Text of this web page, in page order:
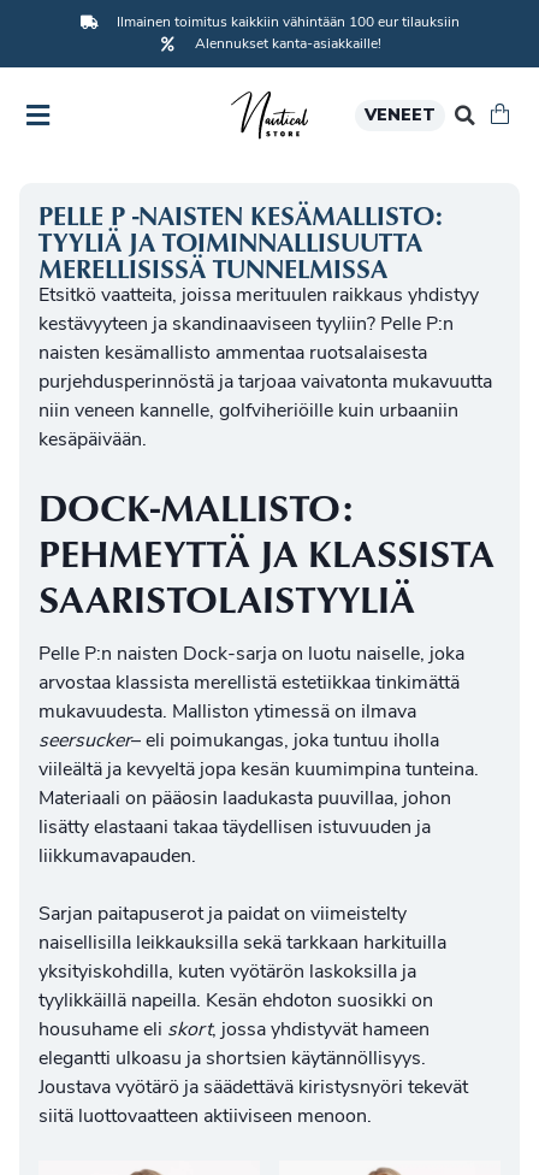
Ilmainen toimitus kaikkiin vähintään 100 eur tilauksiin
Alennukset kanta-asiakkaille!
VENEET
PELLE P -NAISTEN KESÄMALLISTO:
TYYLIÄ JA TOIMINNALLISUUTTA
MERELLISISSÄ TUNNELMISSA
Etsitkö vaatteita, joissa merituulen raikkaus yhdistyy
kestävyyteen ja skandinaaviseen tyyliin? Pelle P:n
naisten kesämallisto ammentaa ruotsalaisesta
purjehdusperinnöstä ja tarjoaa vaivatonta mukavuutta
niin veneen kannelle, golfviheriöille kuin urbaaniin
kesäpäivään.
DOCK-MALLISTO:
PEHMEYTTÄ JA KLASSISTA
SAARISTOLAISTYYLIÄ
Pelle P:n naisten Dock-sarja on luotu naiselle, joka
arvostaa klassista merellistä estetiikkaa tinkimättä
mukavuudesta. Malliston ytimessä on ilmava
seersucker– eli poimukangas, joka tuntuu iholla
viileältä ja kevyeltä jopa kesän kuumimpina tunteina.
Materiaali on pääosin laadukasta puuvillaa, johon
lisätty elastaani takaa täydellisen istuvuuden ja
liikkumavapauden.
Sarjan paitapuserotja paidat on viimeistelty
naisellisilla leikkauksilla sekä tarkkaan harkituilla
yksityiskohdilla, kuten vyötärön laskoksilla ja
tyylikkäillä napeilla. Kesän ehdoton suosikki on
housuhame eli skort, jossa yhdistyvät hameen
elegantti ulkoasu ja shortsien käytännöllisyys.
Joustava vyötärö ja säädettävä kiristysnyöri tekevät
siitä luottovaatteen aktiiviseen menoon.